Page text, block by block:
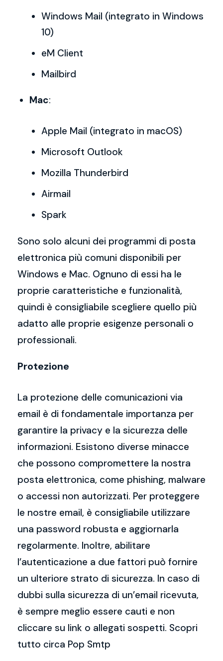
Windows Mail (integrato in Windows
10)
eM Client
Mailbird
Mac:
Apple Mail (integrato in macOS)
Microsoft Outlook
Mozilla Thunderbird
Airmail
Spark
Sono solo alcuni dei programmi di posta
elettronica più comuni disponibili per
Windows e Mac. Ognuno di essi ha le
proprie caratteristiche e funzionalità,
quindi è consigliabile scegliere quello più
adatto alle proprie esigenze personali o
professionali.
Protezione
La protezione delle comunicazioni via
email è di fondamentale importanza per
garantire la privacy e la sicurezza delle
informazioni. Esistono diverse minacce
che possono compromettere la nostra
posta elettronica, come phishing, malware
o accessi non autorizzati. Per proteggere
le nostre email, è consigliabile utilizzare
una password robusta e aggiornarla
regolarmente. Inoltre, abilitare
l’autenticazione a due fattori può fornire
un ulteriore strato di sicurezza. In caso di
dubbi sulla sicurezza di un’email ricevuta,
è sempre meglio essere cauti e non
cliccare su link o allegati sospetti. Scopri
tutto circa Pop Smtp